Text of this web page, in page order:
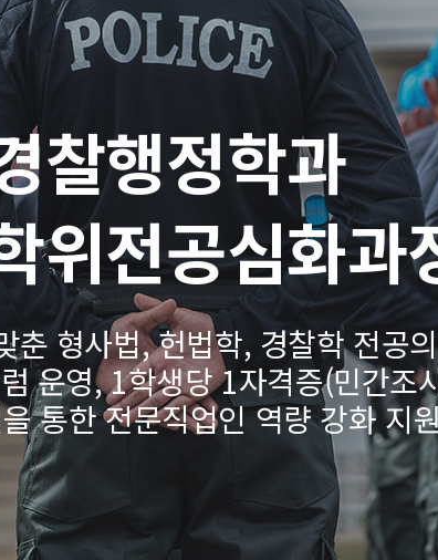
찰행정학과
위전공심화과
형사법, 헌법학, 경찰학 전공
운영, 1학생당 1자격증(민간조
통한 전문직업인 역량 강화 지